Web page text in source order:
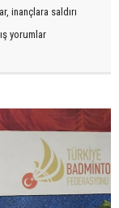
inançlara saldırı
yorumlar